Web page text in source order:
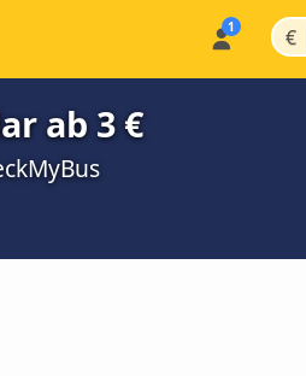
€
ab 3 €